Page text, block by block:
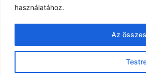
használatához.
Az